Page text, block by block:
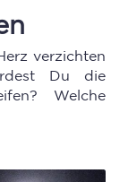
verzichten
Du die
Welche